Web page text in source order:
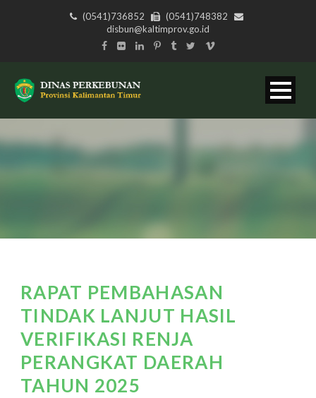
(0541)736852
(0541)748382
disbun@kaltimprov.go.id
RAPAT PEMBAHASAN
TINDAK LANJUT HASIL
VERIFIKASI RENJA
PERANGKAT DAERAH
TAHUN 2025